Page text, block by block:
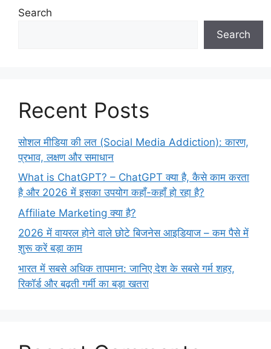
Search
Search
Recent Posts
सोशल मीडिया की लत (Social Media Addiction): कारण,
प्रभाव, लक्षण और समाधान
What is ChatGPT? – ChatGPT क्या है, कैसे काम करता
है और 2026 में इसका उपयोग कहाँ-कहाँ हो रहा है?
Affiliate Marketing क्या है?
2026 में वायरल होने वाले छोटे बिजनेस आइडियाज – कम पैसे में
शुरू करें बड़ा काम
भारत में सबसे अधिक तापमान: जानिए देश के सबसे गर्म शहर,
रिकॉर्ड और बढ़ती गर्मी का बड़ा खतरा